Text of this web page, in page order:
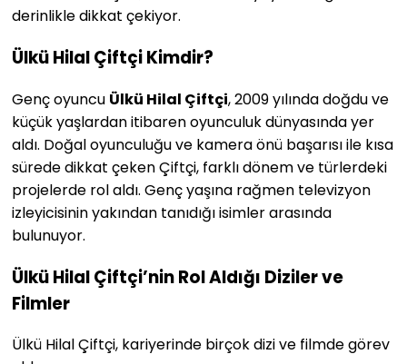
derinlikle dikkat çekiyor.
Ülkü Hilal Çiftçi Kimdir?
Genç oyuncu Ülkü Hilal Çiftçi, 2009 yılında doğdu ve
küçük yaşlardan itibaren oyunculuk dünyasında yer
aldı. Doğal oyunculuğu ve kamera önü başarısı ile kısa
sürede dikkat çeken Çiftçi, farklı dönem ve türlerdeki
projelerde rol aldı. Genç yaşına rağmen televizyon
izleyicisinin yakından tanıdığı isimler arasında
bulunuyor.
Ülkü Hilal Çiftçi’nin Rol Aldığı Diziler ve
Filmler
Ülkü Hilal Çiftçi, kariyerinde birçok dizi ve filmde görev